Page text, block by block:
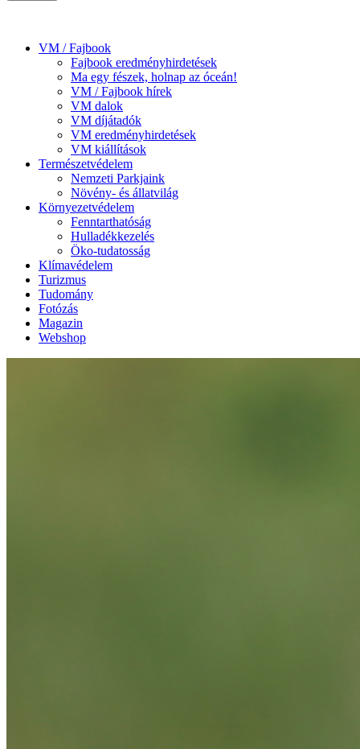
VM / Fajbook
Fajbook eredményhirdetések
Ma egy fészek, holnap az óceán!
VM / Fajbook hírek
VM dalok
VM díjátadók
VM eredményhirdetések
VM kiállítások
Természetvédelem
Nemzeti Parkjaink
Növény- és állatvilág
Környezetvédelem
Fenntarthatóság
Hulladékkezelés
Öko-tudatosság
Klímavédelem
Turizmus
Tudomány
Fotózás
Magazin
Webshop